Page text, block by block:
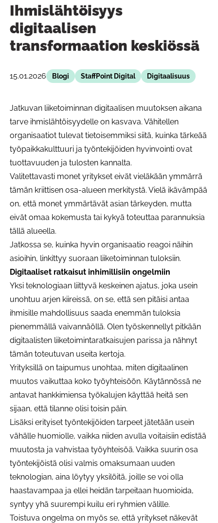
Ihmislähtöisyys
digitaalisen
transformaation keskiössä
15.01.2026 Blogi StaffPoint Digital Digitaalisuus
Jatkuvan liiketoiminnan digitaalisen muutoksen aikana
tarve ihmislähtöisyydelle on kasvava. Vähitellen
organisaatiot tulevat tietoisemmiksi siitä, kuinka tärkeää
työpaikkakulttuuri ja työntekijöiden hyvinvointi ovat
tuottavuuden ja tulosten kannalta.
Valitettavasti monet yritykset eivät vieläkään ymmärrä
tämän kriittisen osa-alueen merkitystä. Vielä ikävämpää
on, että monet ymmärtävät asian tärkeyden, mutta
eivät omaa kokemusta tai kykyä toteuttaa parannuksia
tällä alueella.
Jatkossa se, kuinka hyvin organisaatio reagoi näihin
asioihin, linkittyy suoraan liiketoiminnan tuloksiin.
Digitaaliset ratkaisut inhimillisiin ongelmiin
Yksi teknologiaan liittyvä keskeinen ajatus, joka usein
unohtuu arjen kiireissä, on se, että sen pitäisi antaa
ihmisille mahdollisuus saada enemmän tuloksia
pienemmällä vaivannäöllä. Olen työskennellyt pitkään
digitaalisten liiketoimintaratkaisujen parissa ja nähnyt
tämän toteutuvan useita kertoja.
Yrityksillä on taipumus unohtaa, miten digitaalinen
muutos vaikuttaa koko työyhteisöön. Käytännössä ne
antavat hankkimiensa työkalujen käyttää heitä sen
sijaan, että tilanne olisi toisin päin.
Lisäksi erityiset työntekijöiden tarpeet jätetään usein
vähälle huomiolle, vaikka niiden avulla voitaisiin edistää
muutosta ja vahvistaa työyhteisöä. Vaikka suurin osa
työntekijöistä olisi valmis omaksumaan uuden
teknologian, aina löytyy yksilöitä, joille se voi olla
haastavampaa ja ellei heidän tarpeitaan huomioida,
syntyy yhä suurempi kuilu eri ryhmien välille.
Toistuva ongelma on myös se, että yritykset näkevät